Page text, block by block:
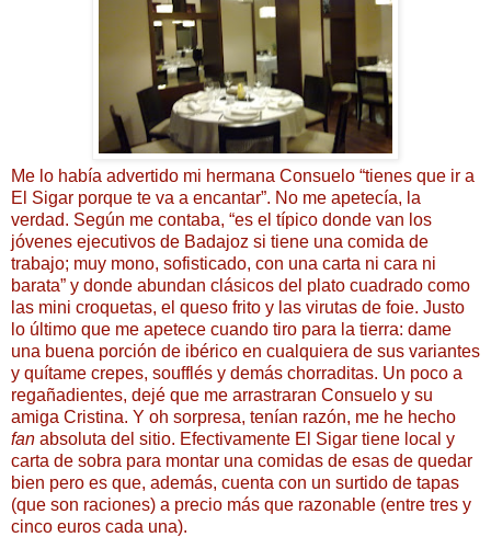
Me lo había advertido mi hermana Consuelo “tienes que ir a
El Sigar porque te va a encantar”. No me apetecía, la
verdad. Según me contaba, “es el típico donde van los
jóvenes ejecutivos de Badajoz si tiene una comida de
trabajo; muy mono, sofisticado, con una carta ni cara ni
barata” y donde abundan clásicos del plato cuadrado como
las mini croquetas, el queso frito y las virutas de foie. Justo
lo último que me apetece cuando tiro para la tierra: dame
una buena porción de ibérico en cualquiera de sus variantes
y quítame crepes, soufflés y demás chorraditas. Un poco a
regañadientes, dejé que me arrastraran Consuelo y su
amiga Cristina. Y oh sorpresa, tenían razón, me he hecho
fan absoluta del sitio. Efectivamente El Sigar tiene local y
carta de sobra para montar una comidas de esas de quedar
bien pero es que, además, cuenta con un surtido de tapas
(que son raciones) a precio más que razonable (entre tres y
cinco euros cada una).